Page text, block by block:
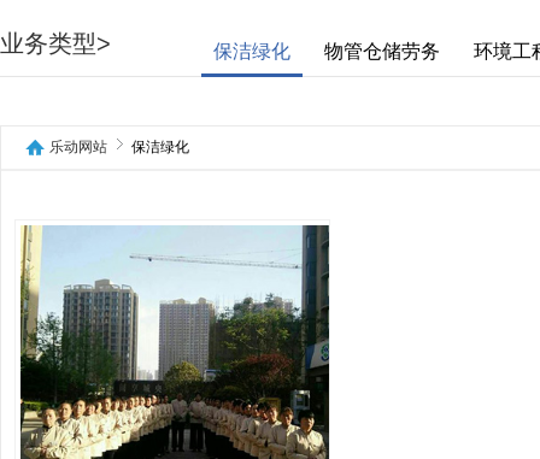
业务类型> 保洁绿化 物管仓储劳务 环境工
乐动网站 保洁绿化